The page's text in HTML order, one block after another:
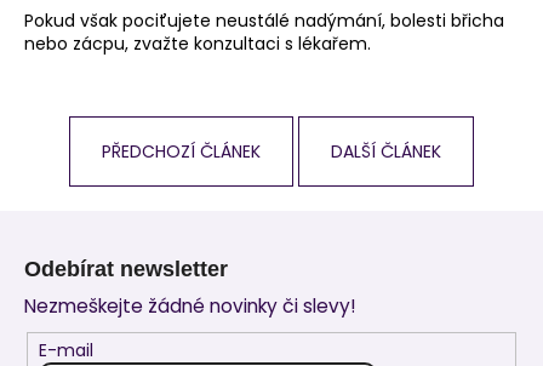
Pokud však pociťujete neustálé nadýmání, bolesti břicha
nebo zácpu, zvažte konzultaci s lékařem.
PŘEDCHOZÍ ČLÁNEK DALŠÍ ČLÁNEK
Odebírat newsletter
Nezmeškejte žádné novinky či slevy!
E-mail